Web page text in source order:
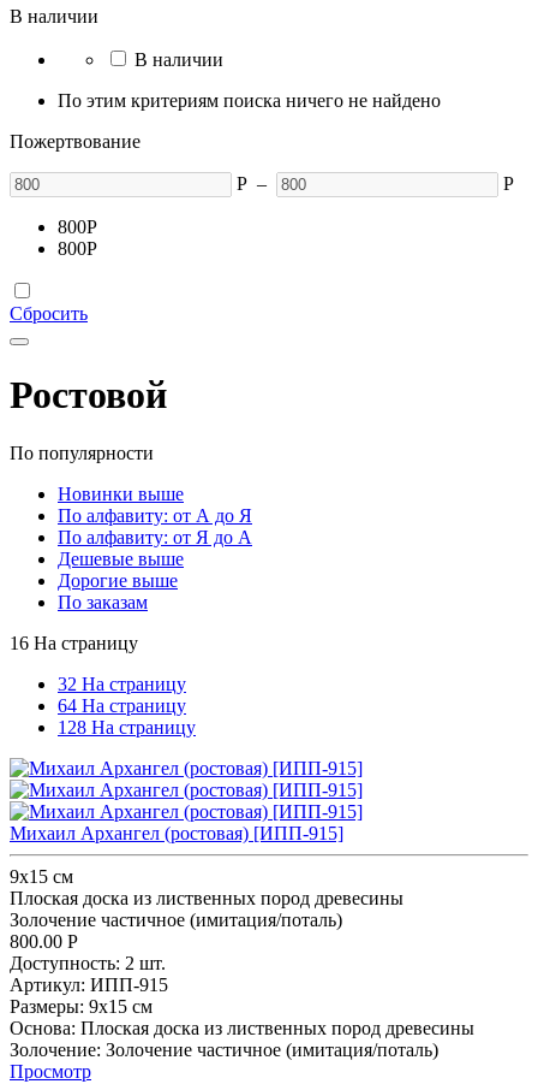
В наличии
В наличии
По этим критериям поиска ничего не найдено
Пожертвование
Р – Р
800Р
800Р
Сбросить
Ростовой
По популярности
Новинки выше
По алфавиту: от А до Я
По алфавиту: от Я до А
Дешевые выше
Дорогие выше
По заказам
16 На страницу
32 На страницу
64 На страницу
128 На страницу
Михаил Архангел (ростовая) [ИПП-915]
9х15 см
Плоская доска из лиственных пород древесины
Золочение частичное (имитация/поталь)
800.00 Р
Доступность: 2 шт.
Артикул: ИПП-915
Размеры: 9х15 см
Основа: Плоская доска из лиственных пород древесины
Золочение: Золочение частичное (имитация/поталь)
Просмотр